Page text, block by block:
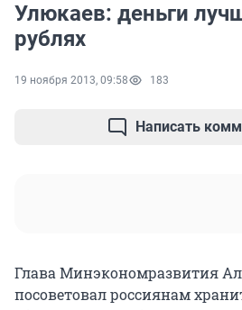
Улюкаев: деньги
рублях
19 ноября 2013, 09:58 183
Написать
Глава Минэкономразвития
посоветовал россиянам